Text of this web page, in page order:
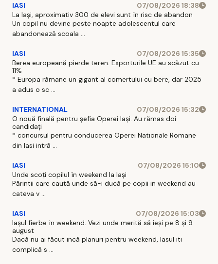
IASI
07/08/2026 18:38
La Iași, aproximativ 300 de elevi sunt în risc de abandon
Un copil nu devine peste noapte adolescentul care
abandonează scoala ...
IASI
07/08/2026 15:35
Berea europeană pierde teren. Exporturile UE au scăzut cu
11%
* Europa rămane un gigant al comertului cu bere, dar 2025
a adus o sc ...
INTERNATIONAL
07/08/2026 15:32
O nouă finală pentru șefia Operei Iași. Au rămas doi
candidați
* concursul pentru conducerea Operei Nationale Romane
din Iasi intră ...
IASI
07/08/2026 15:10
Unde scoți copilul în weekend la Iași
Părintii care caută unde să-i ducă pe copii in weekend au
cateva v ...
IASI
07/08/2026 15:03
Iașul fierbe în weekend. Vezi unde merită să ieși pe 8 și 9
august
Dacă nu ai făcut incă planuri pentru weekend, Iasul iti
complică s ...